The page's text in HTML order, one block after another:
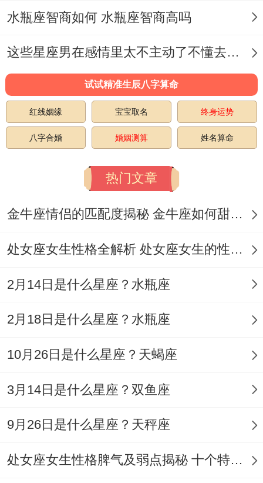
围
具体表现 工具推荐
时间管
理
四象限法
则
番茄钟+日历联
动
社交沟
通
非残暴表
达
录音复盘工具
手环+饮食
最终思考:无论是星座赋予的天赋 还是后天
锤炼的能力...
着精进.建议多观察身边那些低调但靠谱的男
性~他们估计没有惊天动地的故事,只是能在
的介绍体系~毕竟真正的优秀从来不是单范
围的较量！
水瓶座智商如何 水瓶座智商高吗
这些星座男在感情里太不主动了不懂去爱 这些星座男在感情中排第几
试试精准生辰八字算命
红线姻缘 宝宝取名 终身运势
八字合婚 婚姻测算 姓名算命
热门文章
金牛座情侣的匹配度揭秘 金牛座如何甜蜜恋爱
处女座女生性格全解析 处女座女生的性格是什么样的
2月14日是什么星座？水瓶座
2月18日是什么星座？水瓶座
10月26日是什么星座？天蝎座
3月14日是什么星座？双鱼座
9月26日是什么星座？天秤座
处女座女生性格脾气及弱点揭秘 十个特点惊人！